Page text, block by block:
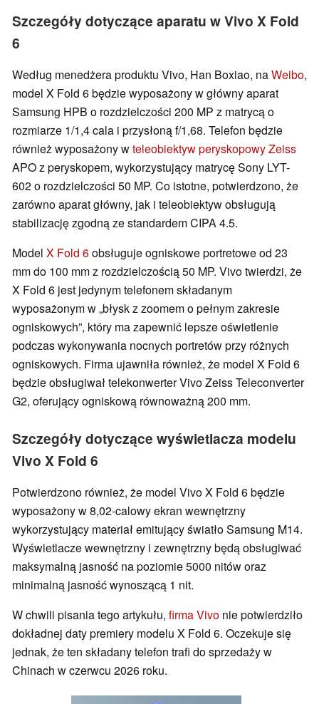
Szczegóły dotyczące aparatu w Vivo X Fold
6
Według menedżera produktu Vivo, Han Boxiao, naWeibo,
model X Fold 6 będzie wyposażony w główny aparat
Samsung HPB o rozdzielczości 200 MP z matrycą o
rozmiarze 1/1,4 cala i przysłoną f/1,68. Telefon będzie
również wyposażony wteleobiektyw peryskopowy Zeiss
APO z peryskopem, wykorzystujący matrycę Sony LYT-
602 o rozdzielczości 50 MP. Co istotne, potwierdzono, że
zarówno aparat główny, jak i teleobiektyw obsługują
stabilizację zgodną ze standardem CIPA 4.5.
Model X Fold 6obsługuje ogniskowe portretowe od 23
mm do 100 mm z rozdzielczością 50 MP. Vivo twierdzi, że
X Fold 6 jest jedynym telefonem składanym
wyposażonym w „błysk z zoomem o pełnym zakresie
ogniskowych”, który ma zapewnić lepsze oświetlenie
podczas wykonywania nocnych portretów przy różnych
ogniskowych. Firma ujawniła również, że model X Fold 6
będzie obsługiwał telekonwerter Vivo Zeiss Teleconverter
G2, oferujący ogniskową równoważną 200 mm.
Szczegóły dotyczące wyświetlacza modelu
Vivo X Fold 6
Potwierdzono również, że model Vivo X Fold 6 będzie
wyposażony w 8,02-calowy ekran wewnętrzny
wykorzystujący materiał emitujący światło Samsung M14.
Wyświetlacze wewnętrzny i zewnętrzny będą obsługiwać
maksymalną jasność na poziomie 5000 nitów oraz
minimalną jasność wynoszącą 1 nit.
W chwili pisania tego artykułu, firma Vivo nie potwierdziło
dokładnej daty premiery modelu X Fold 6. Oczekuje się
jednak, że ten składany telefon trafi do sprzedaży w
Chinach w czerwcu 2026 roku.